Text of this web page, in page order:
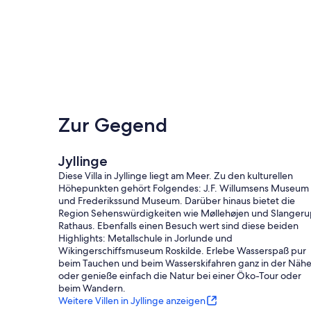
Zur Gegend
Jyllinge
Diese Villa in Jyllinge liegt am Meer. Zu den kulturellen
Höhepunkten gehört Folgendes: J.F. Willumsens Museum
und Frederikssund Museum. Darüber hinaus bietet die
Region Sehenswürdigkeiten wie Møllehøjen und
Rathaus. Ebenfalls einen Besuch wert sind diese beiden
Highlights: Metallschule in Jorlunde und
Wikingerschiffsmuseum Roskilde. Erlebe Wasserspaß pur
beim Tauchen und beim Wasserskifahren ganz in der Nähe
oder genieße einfach die Natur bei einer Öko-Tour oder
beim Wandern.
Weitere Villen in Jyllinge anzeigen